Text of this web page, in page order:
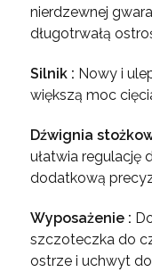
nierdzewnej
długotrwałą
Silnik : Nowy i
większą moc
Dźwignia
ułatwia regulację
dodatkową
Wyposażenie :
szczoteczka do
ostrze i uchwyt